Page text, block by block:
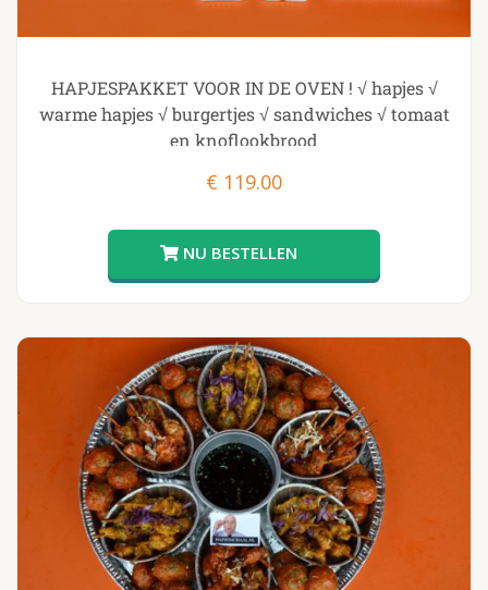
HAPJESPAKKET VOOR IN DE OVEN ! √ hapjes √
warme hapjes √ burgertjes √ sandwiches √ tomaat
en knoflookbrood
€ 119.00